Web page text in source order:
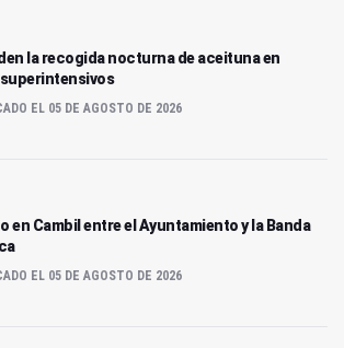
la recogida nocturna de aceituna en
EL 05 DE AGOSTO DE 2026
en Cambil entre el Ayuntamiento y la Banda
EL 05 DE AGOSTO DE 2026